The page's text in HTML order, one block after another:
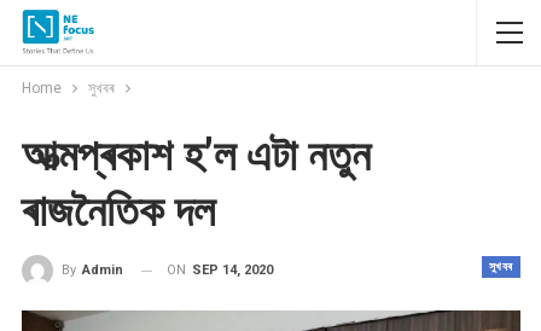
Home সুখবৰ
আত্মপ্ৰকাশ হ’ল এটা নতুন
ৰাজনৈতিক দল
সুখবৰ
By Admin ON SEP 14, 2020